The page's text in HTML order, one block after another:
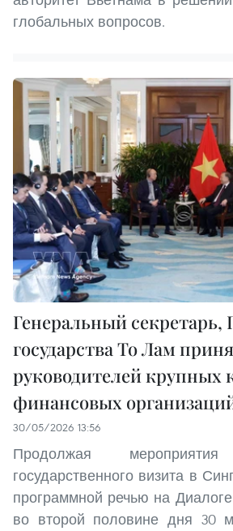
глобальных вопросов.
Генеральный секретарь,
государства То Лам
руководителей крупных
финансовых
30/05/2026 13:56
Продолжая
государственного визита в
программной речью на
во второй половине дня 30